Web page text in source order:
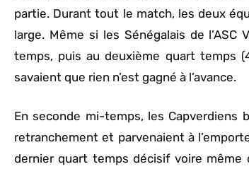
partie. Durant tout le match, les deux
large. Même si les Sénégalais de
temps, puis au deuxième quart temps
savaient que rien n’est gagné à l’avance.
En seconde mi-temps, les Capverdiens
retranchement et parvenaient à
dernier quart temps décisif voire même